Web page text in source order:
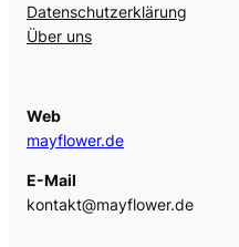
Datenschutzerklärung
Über uns
Web
mayflower.de
E-Mail
kontakt@mayflower.de